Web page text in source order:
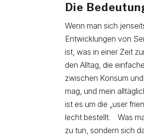
Die
Wenn man sich
Entwicklungen von
ist, was in einer Zeit
den Alltag, die
zwischen Konsum
mag, und mein
ist es um die „user
lecht bestellt.
Was
zu tun, sondern sich